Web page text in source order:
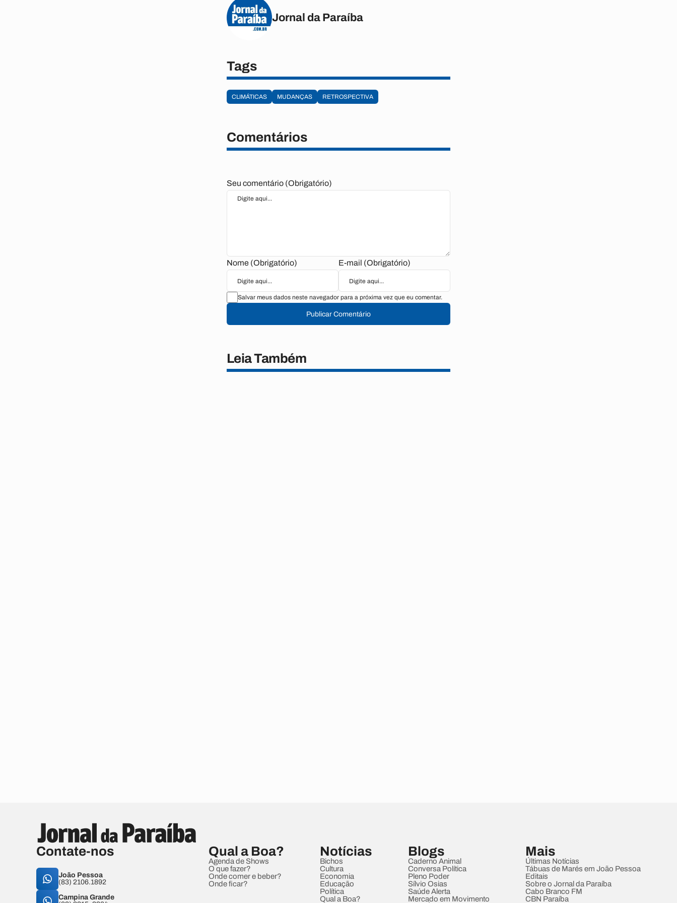
Jornal da Paraíba
Tags
CLIMÁTICAS MUDANÇAS RETROSPECTIVA
Comentários
Seu comentário (Obrigatório)
Nome (Obrigatório) E-mail (Obrigatório)
Salvar meus dados neste navegador para a próxima vez que eu comentar.
Publicar Comentário
Leia Também
Contate-nos
João Pessoa
(83) 2106.1892
Campina Grande
Qual a Boa?
Agenda de Shows
O que fazer?
Onde comer e beber?
Onde ficar?
Notícias
Bichos
Cultura
Economia
Educação
Política
Qual a Boa?
Blogs
Caderno Animal
Conversa Política
Pleno Poder
Sílvio Osias
Saúde Alerta
Mercado em Movimento
Mais
Últimas Notícias
Tábuas de Marés em João Pessoa
Editais
Sobre o Jornal da Paraíba
Cabo Branco FM
CBN Paraíba